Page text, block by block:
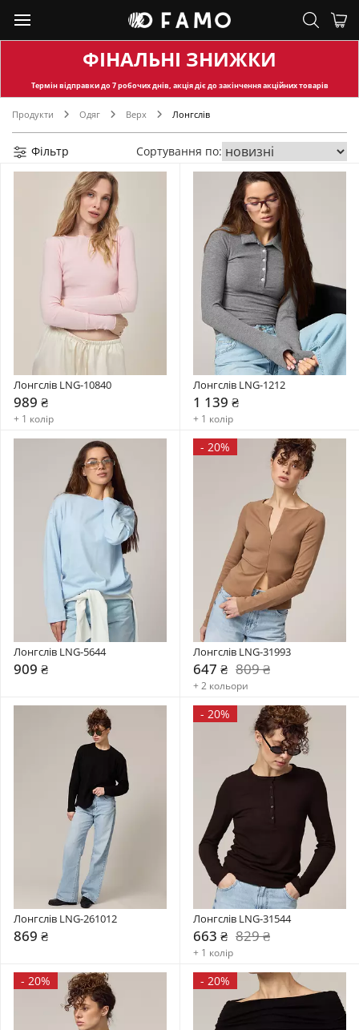
ФІНАЛЬНІ ЗНИЖКИ
Термін відправкидо 7 робочих днів, акція діє до закінчення акційних товарів
Продукти Одяг Верх Лонгслів
Фільтр Сортування по:
Лонгслів LNG-10840
989 ₴
+ 1 колір
Лонгслів LNG-1212
1 139 ₴
+ 1 колір
Лонгслів LNG-5644
909 ₴
- 20%
Лонгслів LNG-31993
647 ₴ 809 ₴
+ 2 кольори
Лонгслів LNG-261012
869 ₴
- 20%
Лонгслів LNG-31544
663 ₴ 829 ₴
+ 1 колір
- 20% - 20%